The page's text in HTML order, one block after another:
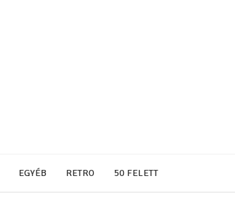
EGYÉB RETRO 50 FELETT